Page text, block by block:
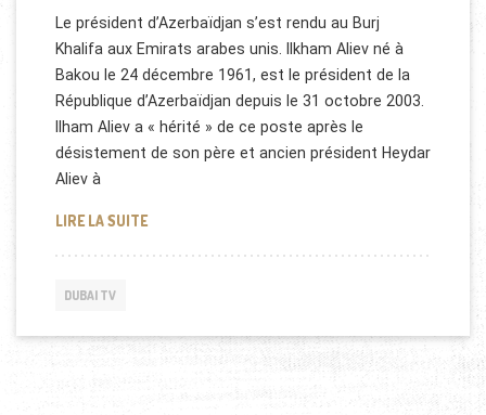
Le président d’Azerbaïdjan s’est rendu au Burj
Khalifa aux Emirats arabes unis. Ilkham Aliev né à
Bakou le 24 décembre 1961, est le président de la
République d’Azerbaïdjan depuis le 31 octobre 2003.
Ilham Aliev a « hérité » de ce poste après le
désistement de son père et ancien président Heydar
Aliev à
LIRE LA SUITELE PRÉSIDENT D’AZERBAÏDJAN AU BURJ KHALIFA
DUBAI TV